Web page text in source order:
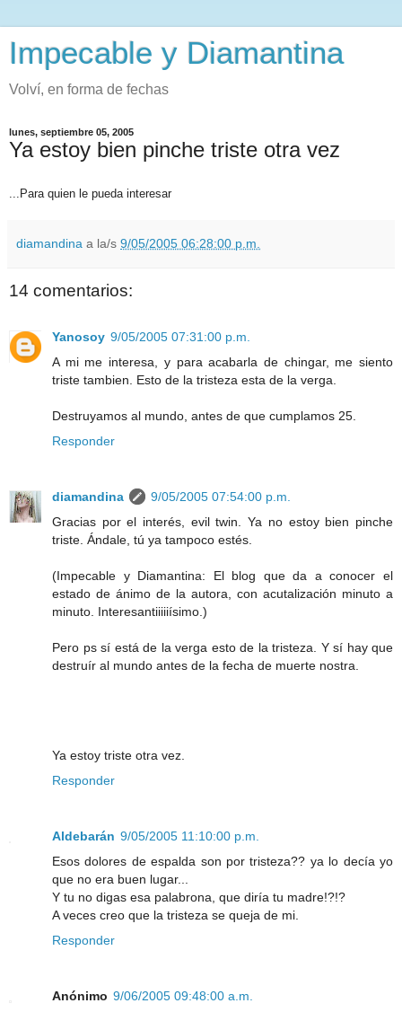
Impecable y Diamantina
Volví, en forma de fechas
lunes, septiembre 05, 2005
Ya estoy bien pinche triste otra vez
...Para quien le pueda interesar
diamandina a la/s 9/05/2005 06:28:00 p.m.
14 comentarios:
Yanosoy 9/05/2005 07:31:00 p.m.
A mi me interesa, y para acabarla de chingar, me siento
triste tambien. Esto de la tristeza esta de la verga.
Destruyamos al mundo, antes de que cumplamos 25.
Responder
diamandina
9/05/2005 07:54:00 p.m.
Gracias por el interés, evil twin. Ya no estoy bien pinche
triste. Ándale, tú ya tampoco estés.
(Impecable y Diamantina: El blog que da a conocer el
estado de ánimo de la autora, con acutalización minuto a
minuto. Interesantiiiiiísimo.)
Pero ps sí está de la verga esto de la tristeza. Y sí hay que
destruír al mundo antes de la fecha de muerte nostra.
Ya estoy triste otra vez.
Responder
Aldebarán 9/05/2005 11:10:00 p.m.
Esos dolores de espalda son por tristeza?? ya lo decía yo
que no era buen lugar...
Y tu no digas esa palabrona, que diría tu madre!?!?
A veces creo que la tristeza se queja de mi.
Responder
Anónimo 9/06/2005 09:48:00 a.m.